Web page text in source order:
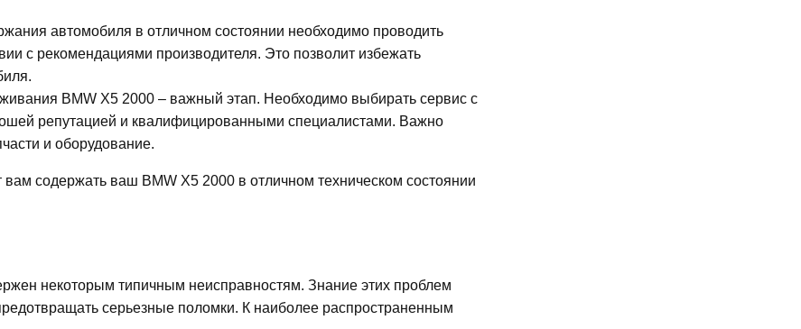
автомобиля в отличном состоянии необходимо проводить
с рекомендациями производителя. Это позволит избежать
BMW X5 2000 – важный этап. Необходимо выбирать сервис с
репутацией и квалифицированными специалистами. Важно
и оборудование.
содержать ваш BMW X5 2000 в отличном техническом состоянии
некоторым типичным неисправностям. Знание этих проблем
серьезные поломки. К наиболее распространенным